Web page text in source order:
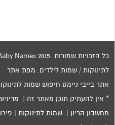
לתינוקות / שמות לילדים. מפת אתר
אתר בייבי ניימס חיפוש שמות
* אין להעתיק תוכן מאתר זה |
מחשבון הריון |שמות לתינוקות